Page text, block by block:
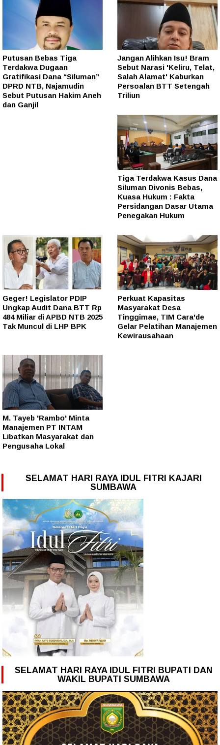
Putusan Bebas Tiga
Terdakwa Dugaan
Gratifikasi Dana “Siluman”
DPRD NTB, Najamudin
Sebut Putusan Hakim Aneh
dan Ganjil
Jangan Alihkan Isu! Bram
Sebut Narasi 'Keliru, Telat,
Salah Alamat' Kaburkan
Persoalan BTT Setengah
Triliun
Tiga Terdakwa Kasus Dana
Siluman Divonis Bebas,
Kuasa Hukum : Fakta
Persidangan Dasar Utama
Penegakan Hukum
Geger! Legislator PDIP
Ungkap Audit Dana BTT Rp
484 Miliar di APBD NTB 2025
Tak Muncul di LHP BPK
Perkuat Kapasitas
Masyarakat Desa
Tinggimae, TIM Cara'de
Gelar Pelatihan Manajemen
Kewirausahaan
M. Tayeb 'Rambo' Minta
Manajemen PT INTAM
Libatkan Masyarakat dan
Pengusaha Lokal
SELAMAT HARI RAYA IDUL FITRI KAJARI
SUMBAWA
SELAMAT HARI RAYA IDUL FITRI BUPATI DAN
WAKIL BUPATI SUMBAWA